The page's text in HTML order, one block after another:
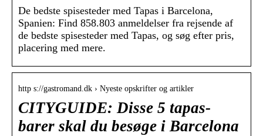
De bedste spisesteder med Tapas i Barcelona,
Spanien: Find 858.803 anmeldelser fra rejsende af
de bedste spisesteder med Tapas, og søg efter pris,
placering med mere.
http s://gastromand.dk › Nyeste opskrifter og artikler
CITYGUIDE: Disse 5 tapas-
barer skal du besøge i Barcelona